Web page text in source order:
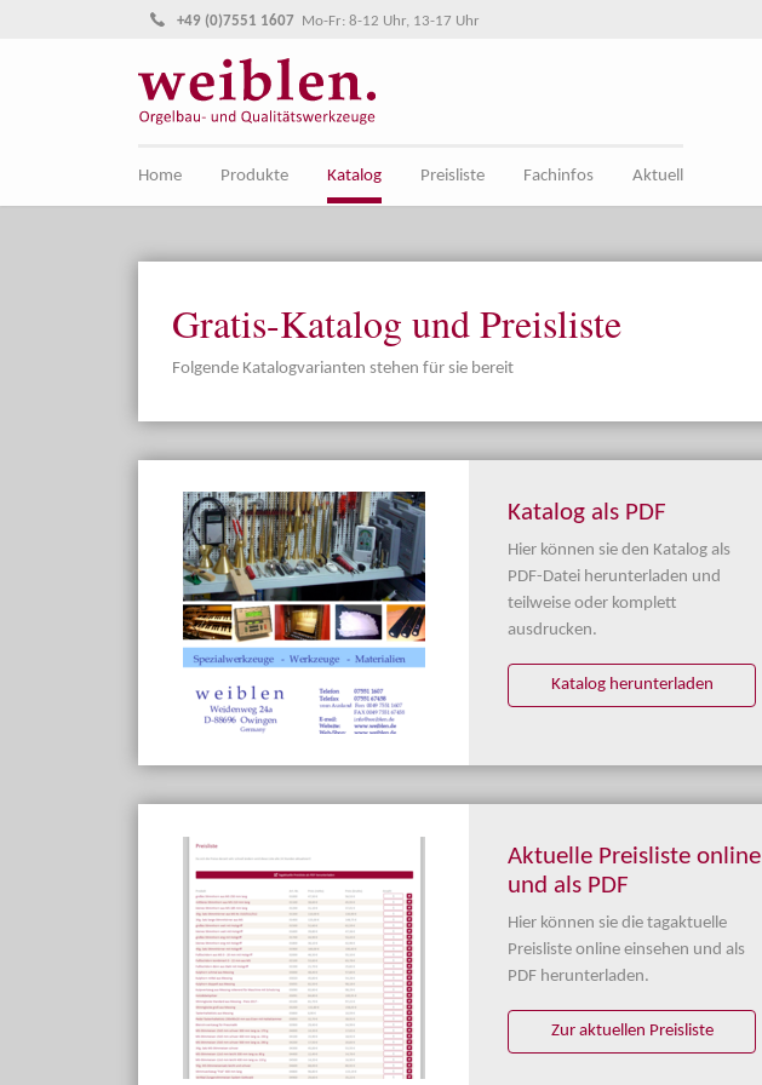
Direkt zur Hauptnavigation springen
Direkt zum Inhalt springen
+49 (0)7551 1607 Mo-Fr: 8-12 Uhr, 13-17 Uhr
Home Produkte Katalog Preisliste Fachinfos Aktuell
Gratis-Katalog und Preisliste
Folgende Katalogvarianten stehen für sie bereit
Katalog als PDF
Hier können sie den Katalog als
PDF-Datei herunterladen und
teilweise oder komplett
ausdrucken.
Katalog herunterladen
Aktuelle Preisliste online
und als PDF
Hier können sie die tagaktuelle
Preisliste online einsehen und als
PDF herunterladen.
Zur aktuellen Preisliste